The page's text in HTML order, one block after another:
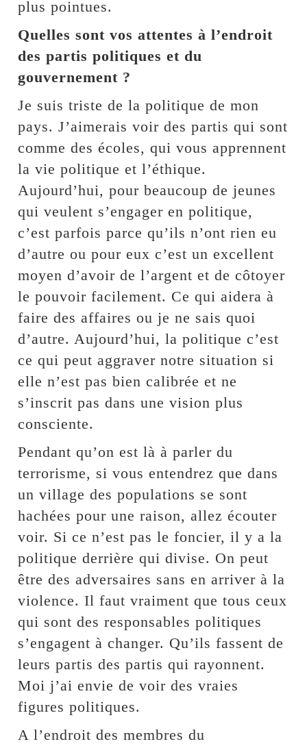
plus pointues.
Quelles sont vos attentes à l’endroit
des partis politiques et du
gouvernement ?
Je suis triste de la politique de mon
pays. J’aimerais voir des partis qui sont
comme des écoles, qui vous apprennent
la vie politique et l’éthique.
Aujourd’hui, pour beaucoup de jeunes
qui veulent s’engager en politique,
c’est parfois parce qu’ils n’ont rien eu
d’autre ou pour eux c’est un excellent
moyen d’avoir de l’argent et de côtoyer
le pouvoir facilement. Ce qui aidera à
faire des affaires ou je ne sais quoi
d’autre. Aujourd’hui, la politique c’est
ce qui peut aggraver notre situation si
elle n’est pas bien calibrée et ne
s’inscrit pas dans une vision plus
consciente.
Pendant qu’on est là à parler du
terrorisme, si vous entendrez que dans
un village des populations se sont
hachées pour une raison, allez écouter
voir. Si ce n’est pas le foncier, il y a la
politique derrière qui divise. On peut
être des adversaires sans en arriver à la
violence. Il faut vraiment que tous ceux
qui sont des responsables politiques
s’engagent à changer. Qu’ils fassent de
leurs partis des partis qui rayonnent.
Moi j’ai envie de voir des vraies
figures politiques.
A l’endroit des membres du